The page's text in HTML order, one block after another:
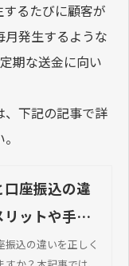
るたびに顧客が
発生するような
期な送金に向い
、下記の記事で詳
座振込の違
リットや手数
順を比較
振込の違いを正しく